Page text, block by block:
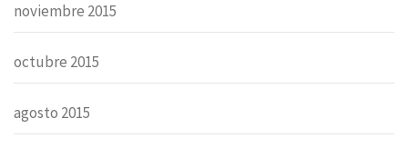
noviembre 2015
octubre 2015
agosto 2015